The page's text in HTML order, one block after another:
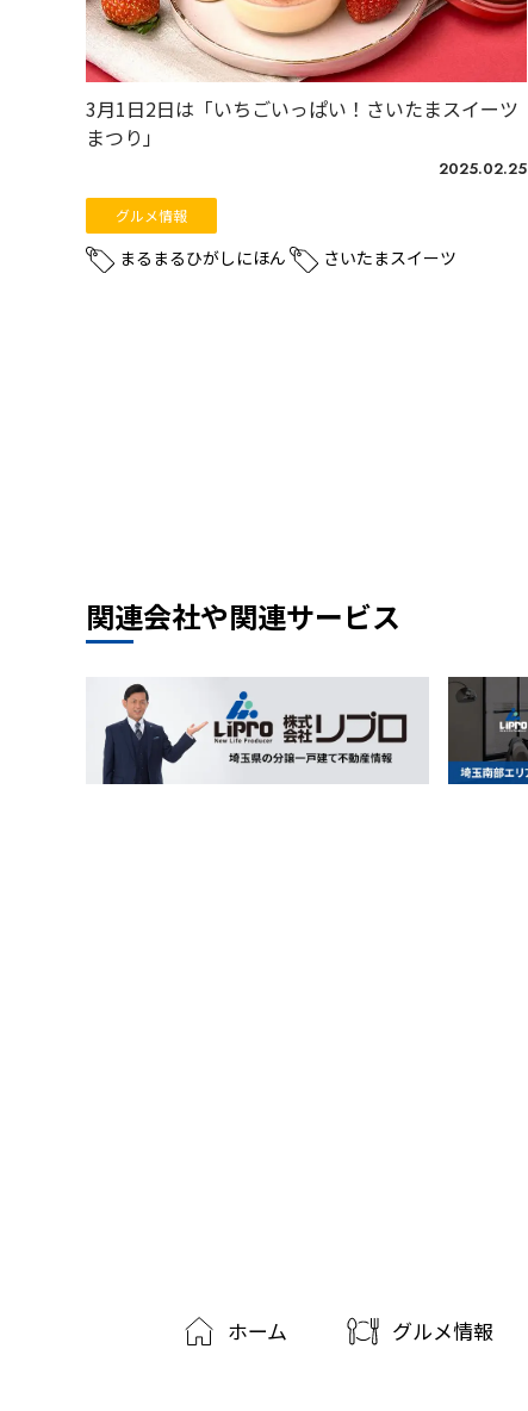
3月1日2日は「いちごいっぱい！さいたまスイーツ
まつり」
2025.02.25
グルメ情報
まるまるひがしにほん さいたまスイーツ
関連会社や関連サービス
ホーム グルメ情報